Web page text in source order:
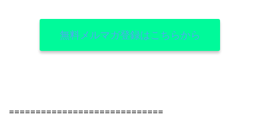
無料メルマガ登録はこちらから
=============================